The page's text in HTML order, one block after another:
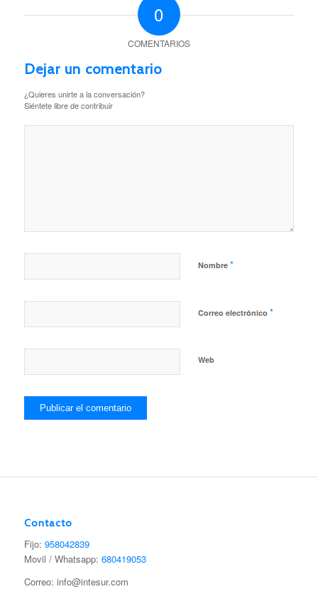
0
COMENTARIOS
Dejar un comentario
¿Quieres unirte a la conversación?
Siéntete libre de contribuir
Nombre *
Correo electrónico *
Web
Contacto
Fijo: 958042839
Movil / Whatsapp: 680419053
Correo: info@intesur.com